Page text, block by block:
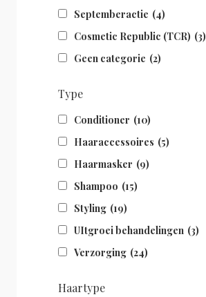
Septemberactie (4)
Cosmetic Republic (TCR) (3)
Geen categorie (2)
Type
Conditioner (10)
Haaraccessoires (5)
Haarmasker (9)
Shampoo (15)
Styling (19)
UItgroei behandelingen (3)
Verzorging (24)
Haartype